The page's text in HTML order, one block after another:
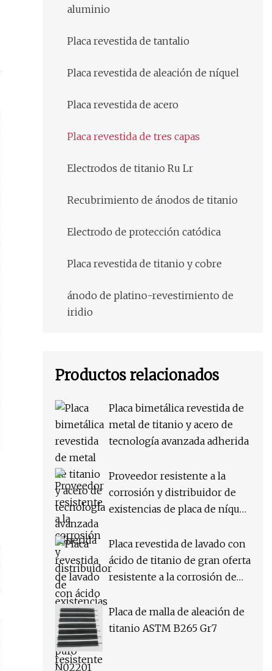
aluminio
Placa revestida de tantalio
Placa revestida de aleación de níquel
Placa revestida de acero
Placa revestida de tres capas
Electrodos de titanio Ru Lr
Recubrimiento de ánodos de titanio
Electrodo de protección catódica
Placa revestida de titanio y cobre
ánodo de platino-revestimiento de
iridio
Productos relacionados
Placa bimetálica revestida de
metal de titanio y acero de
tecnología avanzada adherida
Proveedor resistente a la
corrosión y distribuidor de
existencias de placa de níquel
Placa revestida de lavado con
ácido de titanio de gran oferta
resistente a la corrosión de
Indfustrial
Placa de malla de aleación de
titanio ASTM B265 Gr7